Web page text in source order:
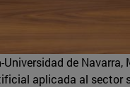
de
aplicada al sector